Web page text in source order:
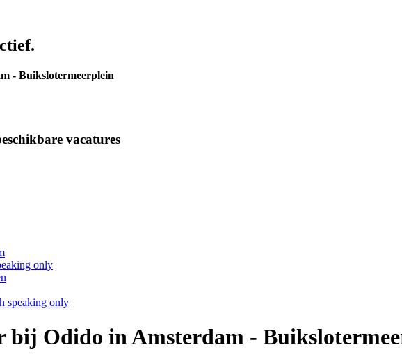
- Buikslotermeerplein
vacatures
only
speaking only
bij Odido in Amsterdam -